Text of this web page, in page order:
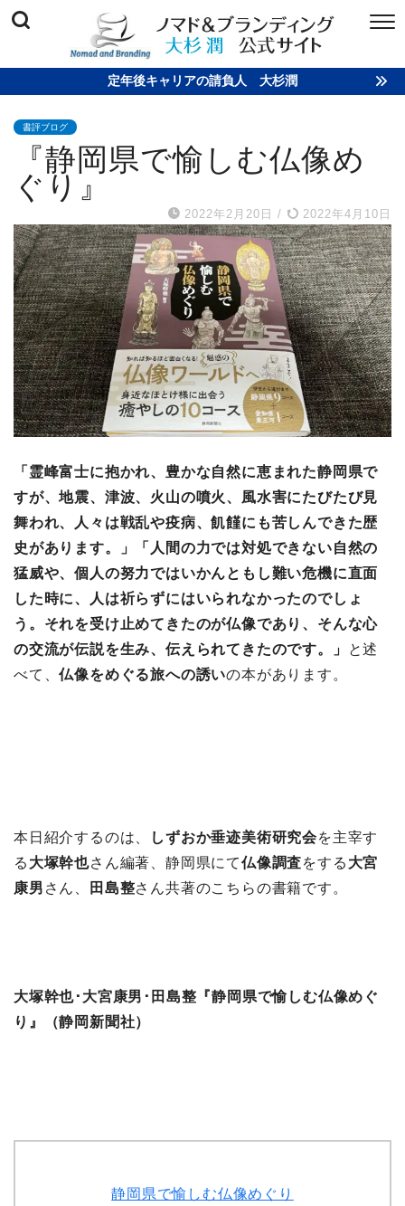
定年後キャリアの請負人 大杉潤
書評ブログ
『静岡県で愉しむ仏像め
ぐり』
2022年2月20日 / 2022年4月10日
「霊峰富士に抱かれ、豊かな自然に恵まれた静岡県で
すが、地震、津波、火山の噴火、風水害にたびたび見
舞われ、人々は戦乱や疫病、飢饉にも苦しんできた歴
史があります。」「人間の力では対処できない自然の
猛威や、個人の努力ではいかんともし難い危機に直面
した時に、人は祈らずにはいられなかったのでしょ
う。それを受け止めてきたのが仏像であり、そんな心
の交流が伝説を生み、伝えられてきたのです。」
と述
べて、仏像をめぐる旅への誘いの本があります。
本日紹介するのは、 しずおか垂迹美術研究会を主宰す
る 大塚幹也さん編著、静岡県にて仏像調査をする 大宮
康男 さん、 田島整さん共著のこちらの書籍です。
大塚幹也･大宮康男･田島整『静岡県で愉しむ仏像めぐ
り』（静岡新聞社）
静岡県で愉しむ仏像めぐり